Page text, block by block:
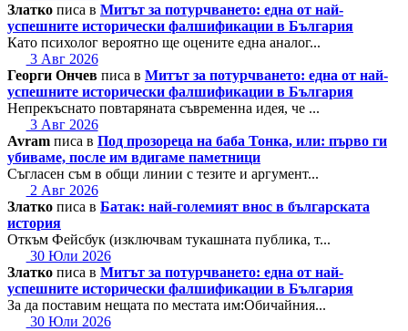
Златко писа в Митът за потурчването: една от най-
успешните исторически фалшификации в България
Като психолог вероятно ще оцените една аналог...
3 Авг 2026
Георги Ончев писа в Митът за потурчването: една от най-
успешните исторически фалшификации в България
Непрекъснато повтаряната съвременна идея, че ...
3 Авг 2026
Avram писа в Под прозореца на баба Тонка, или: първо ги
убиваме, после им вдигаме паметници
Съгласен съм в общи линии с тезите и аргумент...
2 Авг 2026
Златко писа в Батак: най-големият внос в българската
история
Откъм Фейсбук (изключвам тукашната публика, т...
30 Юли 2026
Златко писа в Митът за потурчването: една от най-
успешните исторически фалшификации в България
За да поставим нещата по местата им:Обичайния...
30 Юли 2026